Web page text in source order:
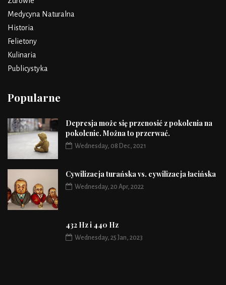
Medycyna Naturalna
Historia
Felietony
Kulinaria
Publicystyka
Popularne
Depresja może się przenosić z pokolenia na
pokolenie. Można to przerwać.
Wednesday, 08 Dec, 2021
Cywilizacja turańska vs. cywilizacja łacińska
Wednesday, 20 Apr, 2022
432 Hz i 440 Hz
Wednesday, 25 Jan, 2023